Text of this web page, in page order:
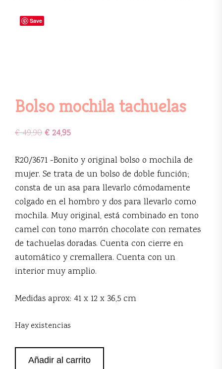
Save
Bolso mochila tachuelas
€49,90€24,95
R20/3671 -Bonito y original bolso o mochila de
mujer. Se trata de un bolso de doble función;
consta de un asa para llevarlo cómodamente
colgado en el hombro y dos para llevarlo como
mochila. Muy original, está combinado en tono
camel con tono marrón chocolate con remates
de tachuelas doradas. Cuenta con cierre en
automático y cremallera. Cuenta con un
interior muy amplio.
Medidas aprox: 41 x 12 x 36,5 cm
Hay existencias
mochila
Añadir al carrito